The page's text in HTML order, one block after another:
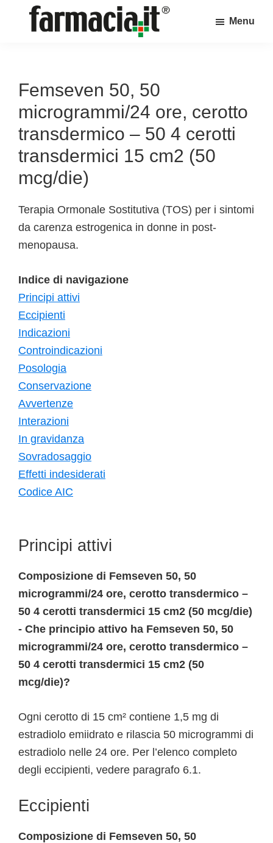
sul
mondo
della
farmacia
online
Menu
Femseven 50, 50
microgrammi/24 ore, cerotto
transdermico – 50 4 cerotti
transdermici 15 cm2 (50
mcg/die)
Terapia Ormonale Sostitutiva (TOS) per i sintomi
da carenza estrogenica in donne in post-
menopausa.
Indice di navigazione
Principi attivi
Eccipienti
Indicazioni
Controindicazioni
Posologia
Conservazione
Avvertenze
Interazioni
In gravidanza
Sovradosaggio
Effetti indesiderati
Codice AIC
Principi attivi
Composizione di Femseven 50, 50
microgrammi/24 ore, cerotto transdermico –
50 4 cerotti transdermici 15 cm2 (50 mcg/die)
- Che principio attivo ha Femseven 50, 50
microgrammi/24 ore, cerotto transdermico –
50 4 cerotti transdermici 15 cm2 (50
mcg/die)?
Ogni cerotto di 15 cm² contiene 1,5 mg di
estradiolo emiidrato e rilascia 50 microgrammi di
estradiolo nelle 24 ore. Per l’elenco completo
degli eccipienti, vedere paragrafo 6.1.
Eccipienti
Composizione di Femseven 50, 50